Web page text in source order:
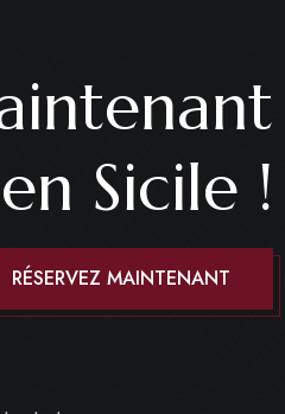
Sicile !
RÉSERVEZ MAINTENANT